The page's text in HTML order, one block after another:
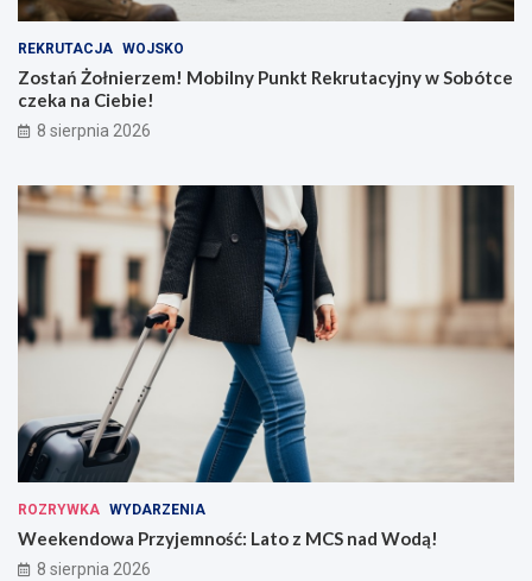
REKRUTACJA WOJSKO
Zostań Żołnierzem! Mobilny Punkt Rekrutacyjny w Sobótce
czeka na Ciebie!
8 sierpnia 2026
ROZRYWKA WYDARZENIA
Weekendowa Przyjemność: Lato z MCS nad Wodą!
8 sierpnia 2026